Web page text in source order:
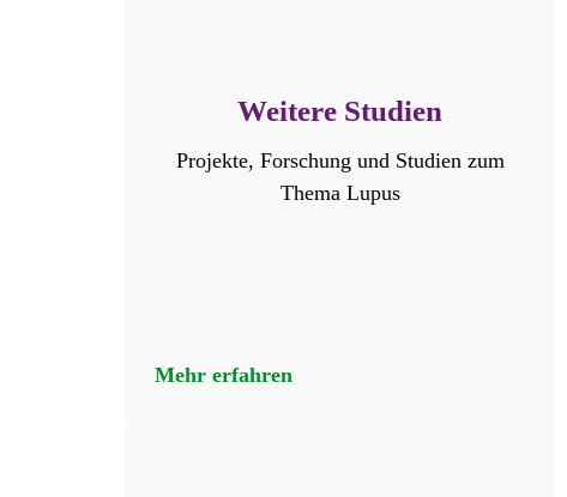
Weitere Studien
Projekte, Forschung und Studien zum
Thema Lupus
Mehr erfahren